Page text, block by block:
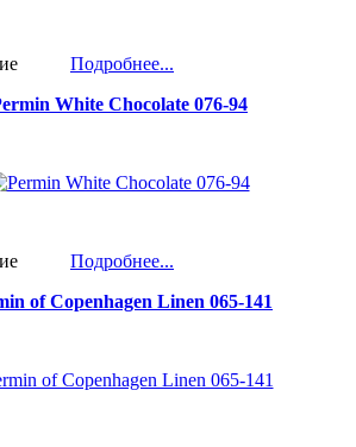
Подробнее...
White Chocolate 076-94
Подробнее...
of Copenhagen Linen 065-141